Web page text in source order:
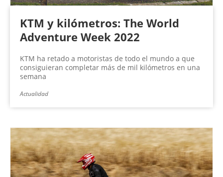
KTM y kilómetros: The World
Adventure Week 2022
KTM ha retado a motoristas de todo el mundo a que
consiguieran completar más de mil kilómetros en una
semana
Actualidad